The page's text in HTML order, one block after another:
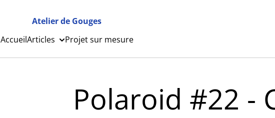
Atelier de Gouges
AccueilArticles Projet sur mesure
Polaroid #22 -